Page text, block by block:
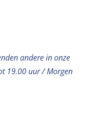
andere in onze
19.00 uur / Morgen